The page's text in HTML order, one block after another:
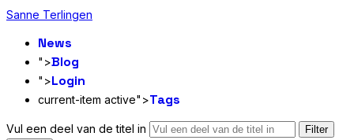
Sanne Terlingen
News
">Blog
">Login
current-item active">Tags
Vul een deel van de titel in
Filter